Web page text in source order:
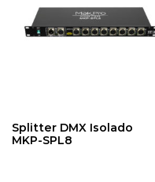
Splitter DMX Isolado
MKP-SPL8